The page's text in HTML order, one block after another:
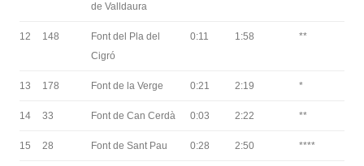
de Valldaura
12 148
Font del Pla del
Cigró
0:11 1:58 **
13 178 Font de la Verge 0:21 2:19 *
14 33 Font de Can Cerdà 0:03 2:22 **
15 28 Font de Sant Pau 0:28 2:50 ****